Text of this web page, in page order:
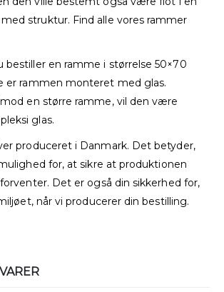
struktur. Find alle vores rammer
bestiller en ramme i størrelse 50×70
er rammen monteret med glas.
en større ramme, vil den være
glas.
produceret i Danmark. Det betyder,
for, at sikre at produktionen
Det er også din sikkerhed for,
når vi producerer din bestilling.